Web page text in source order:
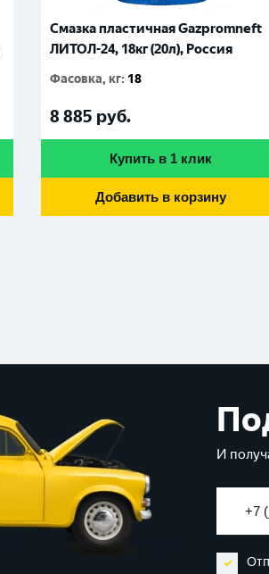
Смазка пластичная Gazpromneft
ЛИТОЛ-24, 18кг (20л), Россия
Фасовка, кг: 18
8 885 руб.
Купить в 1 клик
Добавить в корзину
И